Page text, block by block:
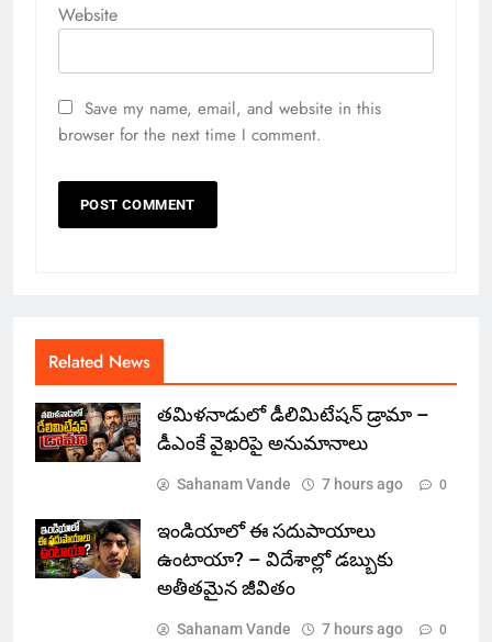
Website
Save my name, email, and website in this
browser for the next time I comment.
Related News
తమిళనాడులో డీలిమిటేషన్ డ్రామా –
డీఎంకే వైఖరిపై అనుమానాలు
Sahanam Vande 7 hours ago 0
ఇండియాలో‌ ఈ సదుపాయాలు
ఉంటాయా? – విదేశాల్లో డబ్బుకు
అతీతమైన జీవితం
Sahanam Vande 7 hours ago 0